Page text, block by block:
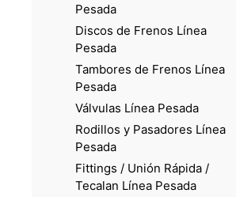
Pesada
Discos de Frenos Línea
Pesada
Tambores de Frenos Línea
Pesada
Válvulas Línea Pesada
Rodillos y Pasadores Línea
Pesada
Fittings / Unión Rápida /
Tecalan Línea Pesada